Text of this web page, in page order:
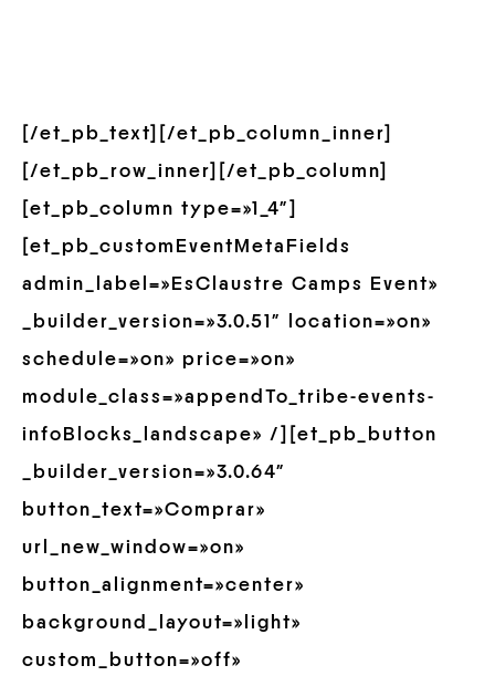
[/et_pb_text][/et_pb_column_inner]
[/et_pb_row_inner][/et_pb_column]
[et_pb_column type=»1_4″]
[et_pb_customEventMetaFields
admin_label=»EsClaustre Camps Event»
_builder_version=»3.0.51″ location=»on»
schedule=»on» price=»on»
module_class=»appendTo_tribe-events-
infoBlocks_landscape» /][et_pb_button
_builder_version=»3.0.64″
button_text=»Comprar»
url_new_window=»on»
button_alignment=»center»
background_layout=»light»
custom_button=»off»